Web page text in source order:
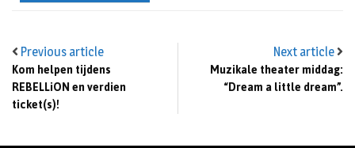
Previous article
Kom helpen tijdens
REBELLiON en verdien
ticket(s)!
Next article
Muzikale theater middag:
“Dream a little dream”.